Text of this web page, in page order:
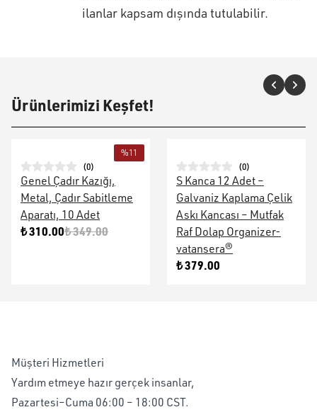
ilanlar kapsam dışında tutulabilir.
Ürünlerimizi Keşfet!
%11
(0)
Genel Çadır Kazığı,
Metal, Çadır Sabitleme
Aparatı, 10 Adet
₺ 310.00₺ 349.00
(0)
S Kanca 12 Adet –
Galvaniz Kaplama Çelik
Askı Kancası – Mutfak
Raf Dolap Organizer-
vatansera®
₺ 379.00
Müşteri Hizmetleri
Yardım etmeye hazır gerçek insanlar,
Pazartesi–Cuma 06:00 – 18:00 CST.